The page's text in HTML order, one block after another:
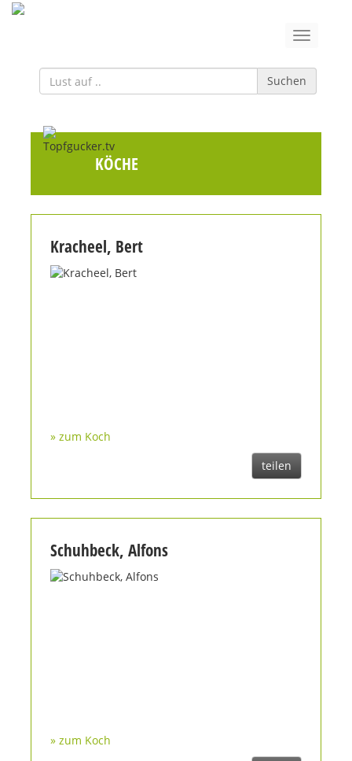
Suchen
KÖCHE
Kracheel, Bert
» zum Koch
teilen
Schuhbeck, Alfons
» zum Koch